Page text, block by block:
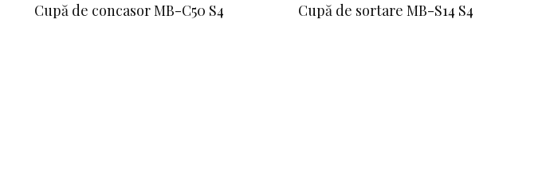
Cupă de concasor MB-C50 S4 Cupă de sortare MB-S14 S4